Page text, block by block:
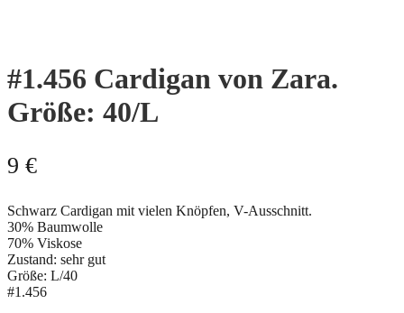
#1.456 Cardigan von Zara.
Größe: 40/L
9 €
Schwarz Cardigan mit vielen Knöpfen, V-Ausschnitt.
30% Baumwolle
70% Viskose
Zustand: sehr gut
Größe: L/40
#1.456